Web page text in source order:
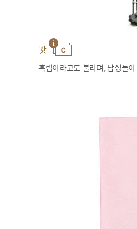
갓
흑립이라고도 불리며, 남성들